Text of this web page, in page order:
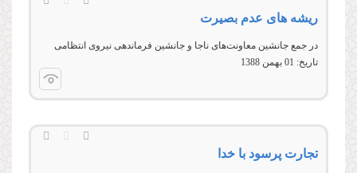
ريشه های عدم بصيرت
در جمع جانشین معاونت‌های ناجا و جانشین فرماندهی نیروی انتظامی
تاریخ: 01 بهمن 1388
تجارت پرسود با خدا